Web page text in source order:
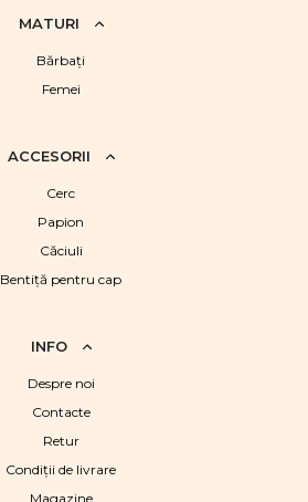
MATURI
Bărbaţi
Femei
ACCESORII
Cerc
Papion
Căciuli
Bentiță pentru cap
INFO
Despre noi
Contacte
Retur
Condiții de livrare
Magazine